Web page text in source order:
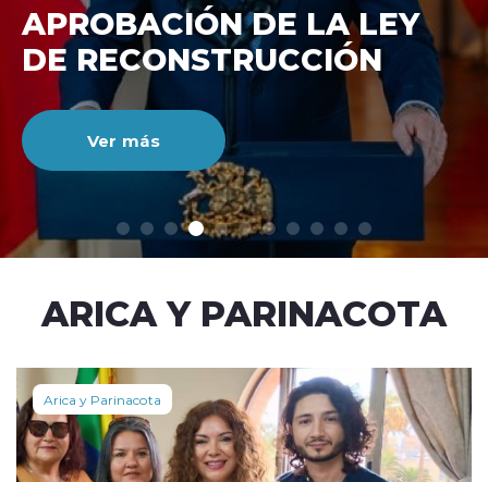
modo claro
DE RECONSTRUCCIÓ
NACIONAL
Ver más
ARICA Y PARINACOTA
Arica y Parinacota